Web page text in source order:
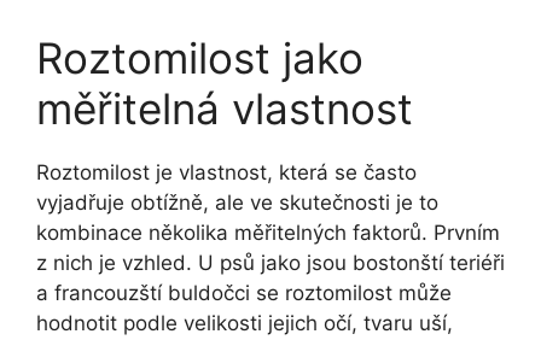
Roztomilost jako
měřitelná vlastnost
Roztomilost je vlastnost, která se často
vyjadřuje obtížně, ale ve skutečnosti je to
kombinace několika měřitelných faktorů. Prvním
z nich je vzhled. U⁢ psů jako‍ jsou bostonští teriéři
a francouzští buldočci se roztomilost může
hodnotit podle velikosti jejich očí, tvaru uší,